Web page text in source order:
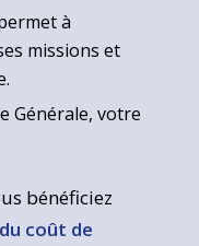
à
missions et
Générale, votre
bénéficiez
coût de